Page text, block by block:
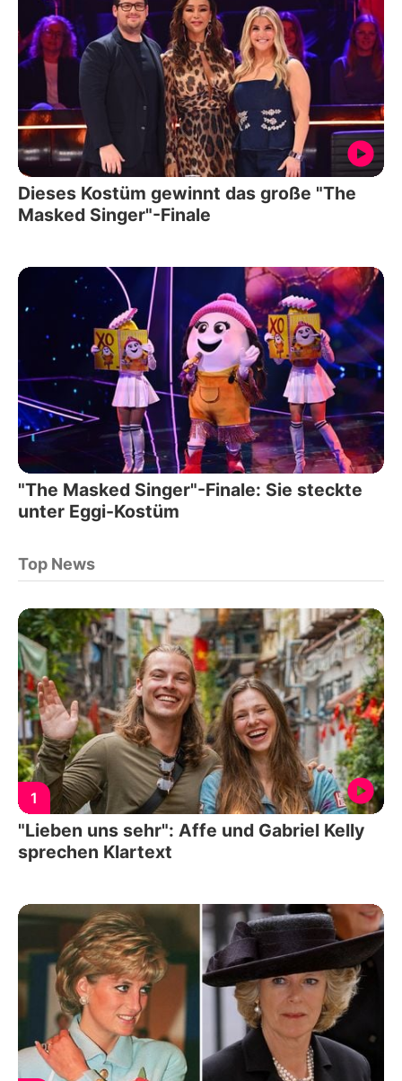
Dieses Kostüm gewinnt das große "The
Masked Singer"-Finale
"The Masked Singer"-Finale: Sie steckte
unter Eggi-Kostüm
Top News
1
"Lieben uns sehr": Affe und Gabriel Kelly
sprechen Klartext